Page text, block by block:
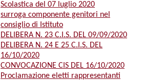
Scolastica del 07 luglio 2020
surroga componente genitori nel
consiglio di Istituto
DELIBERA N. 23 C.I.S. DEL 09/09/2020
DELIBERA N. 24 E 25 C.I.S. DEL
16/10/2020
CONVOCAZIONE CIS DEL 16/10/2020
Proclamazione eletti rappresentanti